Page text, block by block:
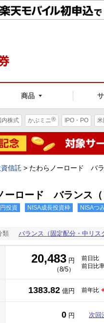
商品
内株式 かぶミニ® IPO・PO
信託 > たわらノーロード バ
ーロード バランス（
投資 NISA成長投資枠 NISAつ
類 バランス（固定配分・中リス
20,483 円
（8/5）
前日比
前日比
1383.82 億円 前年比
0 円 次回